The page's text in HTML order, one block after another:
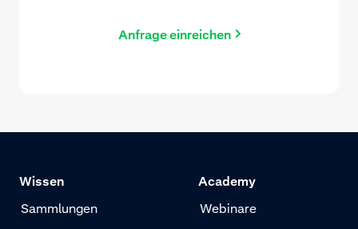
Anfrage einreichen
Wissen
Sammlungen
Academy
Webinare